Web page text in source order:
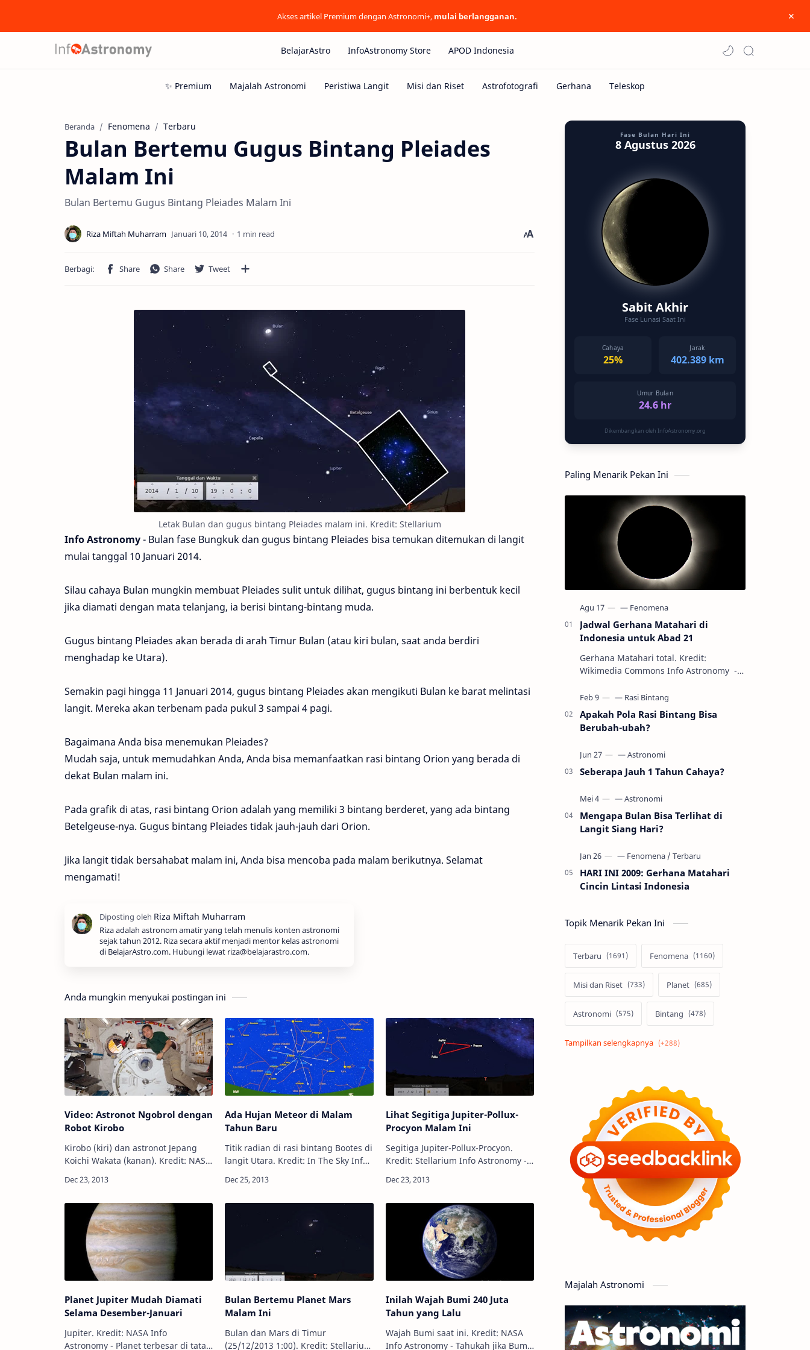
Akses artikel Premium dengan Astronomi+, mulai berlangganan.
BelajarAstro InfoAstronomy Store APOD Indonesia
Beranda Fenomena Terbaru
Bulan Bertemu Gugus Bintang Pleiades
Malam Ini
Bulan Bertemu Gugus Bintang Pleiades Malam Ini
1 min read
Letak Bulan dan gugus bintang Pleiades malam ini. Kredit: Stellarium
Info Astronomy- Bulan fase Bungkuk dan gugus bintang Pleiades bisa temukan ditemukan di langit
mulai tanggal 10 Januari 2014.
Silau cahaya Bulan mungkin membuat Pleiades sulit untuk dilihat, gugus bintang ini berbentuk kecil
jika diamati dengan mata telanjang, ia berisi bintang-bintang muda.
Gugus bintang Pleiades akan berada di arah Timur Bulan (atau kiri bulan, saat anda berdiri
menghadap ke Utara).
Semakin pagi hingga 11 Januari 2014, gugus bintang Pleiades akan mengikuti Bulan ke barat melintasi
langit. Mereka akan terbenam pada pukul 3 sampai 4 pagi.
Bagaimana Anda bisa menemukan Pleiades?
Mudah saja, untuk memudahkan Anda, Anda bisa memanfaatkan rasi bintang Orion yang berada di
dekat Bulan malam ini.
Pada grafik di atas, rasi bintang Orion adalah yang memiliki 3 bintang berderet, yang ada bintang
Betelgeuse-nya. Gugus bintang Pleiades tidak jauh-jauh dari Orion.
Jika langit tidak bersahabat malam ini, Anda bisa mencoba pada malam berikutnya. Selamat
mengamati!
Riza adalah astronom amatir yang telah menulis konten astronomi
sejak tahun 2012. Riza secara aktif menjadi mentor kelas astronomi
di BelajarAstro.com. Hubungi lewat riza@belajarastro.com.
Anda mungkin menyukai postingan ini
Video: Astronot Ngobrol dengan
Robot Kirobo
Kirobo (kiri) dan astronot Jepang
Koichi Wakata (kanan). Kredit: NASA
kalinya, robot buatan Jepang yang
Ada Hujan Meteor di Malam
Tahun Baru
Titik radian di rasi bintang Bootes di
langit Utara. Kredit: In The Sky Info
Quadrantid akan mencapai tingkat
Lihat Segitiga Jupiter-Pollux-
Procyon Malam Ini
Segitiga Jupiter-Pollux-Procyon.
Kredit: Stellarium Info Astronomy -
menemukan cemerlangnya Planet
Planet Jupiter Mudah Diamati
Selama Desember-Januari
Jupiter. Kredit: NASA Info
Astronomy - Planet terbesar di tata
Bulan Bertemu Planet Mars
Malam Ini
Bulan dan Mars di Timur
(25/12/2013 1:00). Kredit: Stellarium
Inilah Wajah Bumi 240 Juta
Tahun yang Lalu
Wajah Bumi saat ini. Kredit: NASA
Info Astronomy - Tahukah jika Bumi
Fase Bulan Hari Ini
8 Agustus 2026
Sabit Akhir
Fase Lunasi Saat Ini
Cahaya
25%
Jarak
402.389 km
Umur Bulan
24.6 hr
Dikembangkan oleh InfoAstronomy.org
Paling Menarik Pekan Ini
Jadwal Gerhana Matahari di
Indonesia untuk Abad 21
Gerhana Matahari total. Kredit:
Wikimedia Commons Info Astronomy -
gerhana Matahari akan terjadi sebanyak
22…
Apakah Pola Rasi Bintang Bisa
Berubah-ubah?
Seberapa Jauh 1 Tahun Cahaya?
Mengapa Bulan Bisa Terlihat di
Langit Siang Hari?
HARI INI 2009: Gerhana Matahari
Cincin Lintasi Indonesia
Topik Menarik Pekan Ini
Terbaru Fenomena
Misi dan Riset Planet
Astronomi Bintang
Alam semesta Galaksi
Tata Surya
Hype Astronot
Asteroid Observasi
Premium Komet
Penelitian
Satelit
Aurora Supernova
Nebula Sponsored
Majalah Astronomi